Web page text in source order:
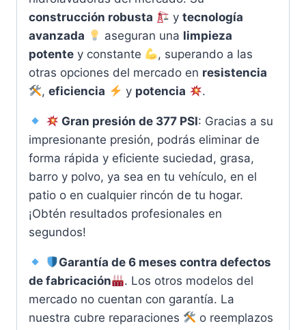
construcción robusta
ytecnología
avanzada
aseguran una limpieza
potente y constante
, superando a las
otras opciones del mercado en resistencia
,eficiencia y potencia .
Gran presión de 377 PSI: Gracias a su
impresionante presión, podrás eliminar de
forma rápida y eficiente suciedad, grasa,
barro y polvo, ya sea en tu vehículo, en el
patio o en cualquier rincón de tu hogar.
¡Obtén resultados profesionales en
segundos!
Garantía de 6 meses contra defectos
de fabricación
. Los otros modelos del
mercado no cuentan con garantía. La
nuestra cubre reparaciones
o reemplazos